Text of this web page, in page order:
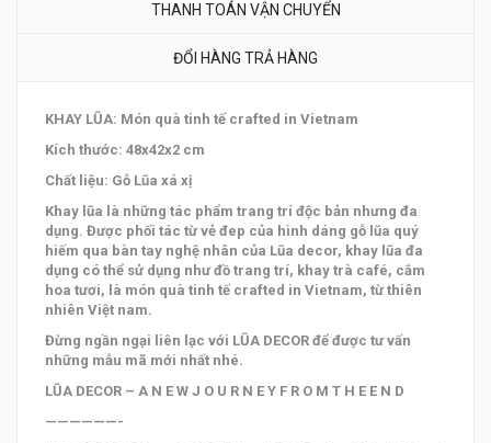
THANH TOÁN VẬN CHUYỂN
ĐỔI HÀNG TRẢ HÀNG
KHAY LŨA: Món quà tinh tế crafted in Vietnam
Kích thước: 48x42x2 cm
Chất liệu: Gỗ Lũa xá xị
Khay lũa là những tác phẩm trang trí độc bản nhưng đa
dụng. Được phối tác từ vẻ đep của hình dáng gỗ lũa quý
hiếm qua bàn tay nghệ nhân của Lũa decor, khay lũa đa
dụng có thể sử dụng như đồ trang trí, khay trà café, cắm
hoa tươi, là món quà tinh tế crafted in Vietnam, từ thiên
nhiên Việt nam.
Đừng ngần ngại liên lạc với LŨA DECOR để được tư vấn
những mẫu mã mới nhất nhé.
LŨA DECOR – A N E W J O U R N E Y F R O M T H E E N D
——————-